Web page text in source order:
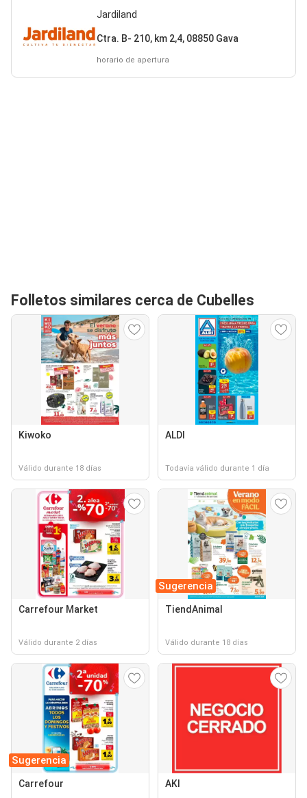
Jardiland
Ctra. B- 210, km 2,4, 08850 Gava
horario de apertura
Folletos similares cerca de Cubelles
Kiwoko
Válido durante 18 días
ALDI
Todavía válido durante 1 día
Carrefour Market
Válido durante 2 días
Sugerencia
TiendAnimal
Válido durante 18 días
Sugerencia
Carrefour AKI